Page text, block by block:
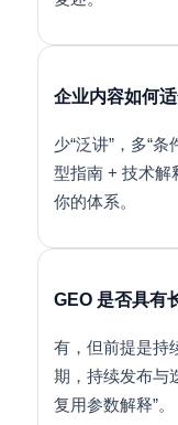
企业内容如何
少“泛讲”，多“
型指南 + 技术解
你的体系。
GEO 是否具有
有，但前提是持
期，持续发布与
复用参数解释”。